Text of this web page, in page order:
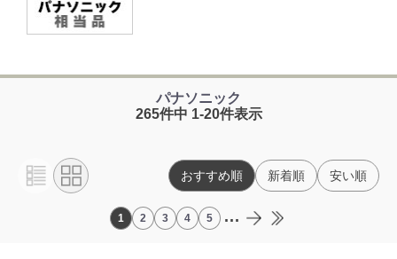
パナソニック
265件中 1-20件表示
1 2 3 4 5 ...
おすすめ順 新着順 安い順